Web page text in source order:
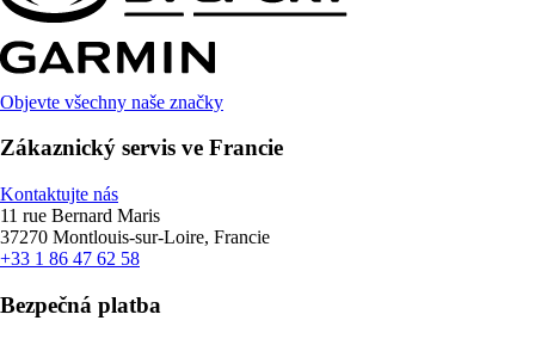
Objevte všechny naše značky
Zákaznický servis ve Francie
Kontaktujte nás
11 rue Bernard Maris
37270 Montlouis-sur-Loire, Francie
+33 1 86 47 62 58
Bezpečná platba